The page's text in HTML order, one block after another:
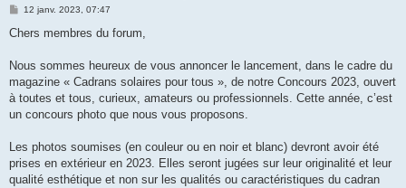
M
s
g
12 janv. 2023, 07:47
Chers membres du forum,
Nous sommes heureux de vous annoncer le lancement, dans le cadre du
magazine « Cadrans solaires pour tous », de notre Concours 2023, ouvert
à toutes et tous, curieux, amateurs ou professionnels. Cette année, c’est
un concours photo que nous vous proposons.
Les photos soumises (en couleur ou en noir et blanc) devront avoir été
prises en extérieur en 2023. Elles seront jugées sur leur originalité et leur
qualité esthétique et non sur les qualités ou caractéristiques du cadran